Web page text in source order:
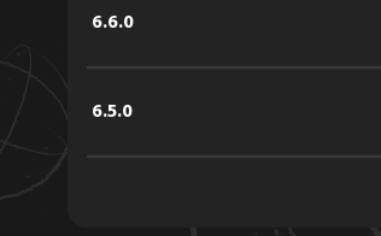
6.6.0
6.5.0